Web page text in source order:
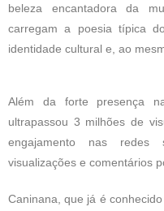
beleza encantadora da
carregam a poesia típica
identidade cultural e, ao
Além da forte presença
ultrapassou 3 milhões de
engajamento nas redes
visualizações e comentários
Caninana, que já é